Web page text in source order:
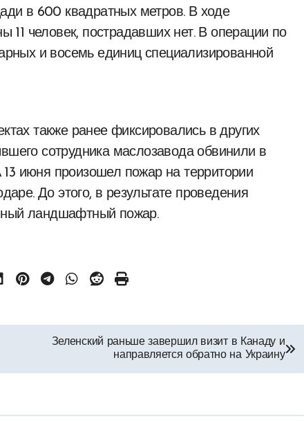
в 600 квадратных метров. В ходе
11 человек, пострадавших нет. В операции по
и восемь единиц специализированной
также ранее фиксировались в других
сотрудника маслозавода обвинили в
июня произошел пожар на территории
До этого, в результате проведения
ландшафтный пожар.
Зеленский раньше завершил визит в Канаду и
направляется обратно на Украину